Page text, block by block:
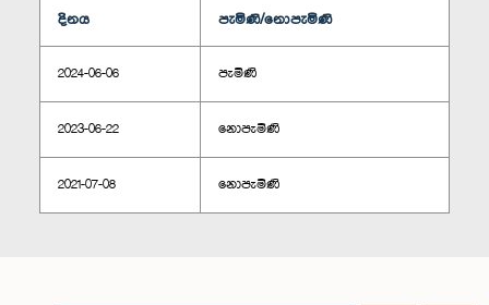
දිනය පැමිණි/නොපැමිණි
2024-06-06 පැමිණි
2023-06-22 නොපැමිණි
2021-07-08 නොපැමිණි